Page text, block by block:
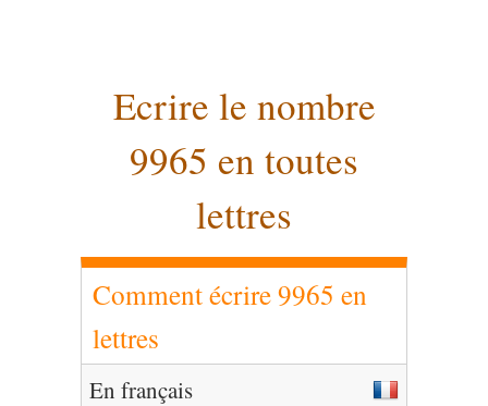
Ecrire le nombre
9965 en toutes
lettres
Comment écrire 9965 en
lettres
En français